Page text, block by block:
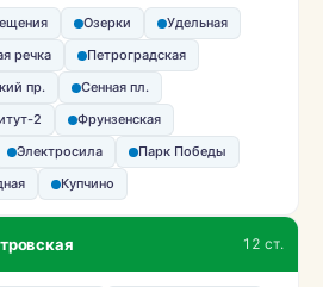
Озерки
Удельная
речка
Петроградская
пр.
Сенная пл.
2
Фрунзенская
Электросила
Парк Победы
Купчино
12 ст.